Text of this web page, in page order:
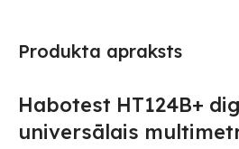
Produkta apraksts
Habotest HT124B+
universālais